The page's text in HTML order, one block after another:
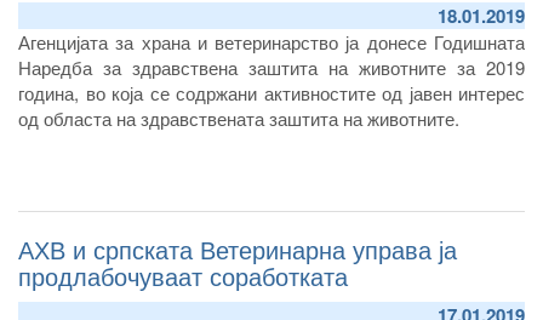
18.01.2019
Агенцијата за храна и ветеринарство ја донесе Годишната
Наредба за здравствена заштита на животните за 2019
година, во која се содржани активностите од јавен интерес
од областа на здравствената заштита на животните.
АХВ и српската Ветеринарна управа ја
продлабочуваат соработката